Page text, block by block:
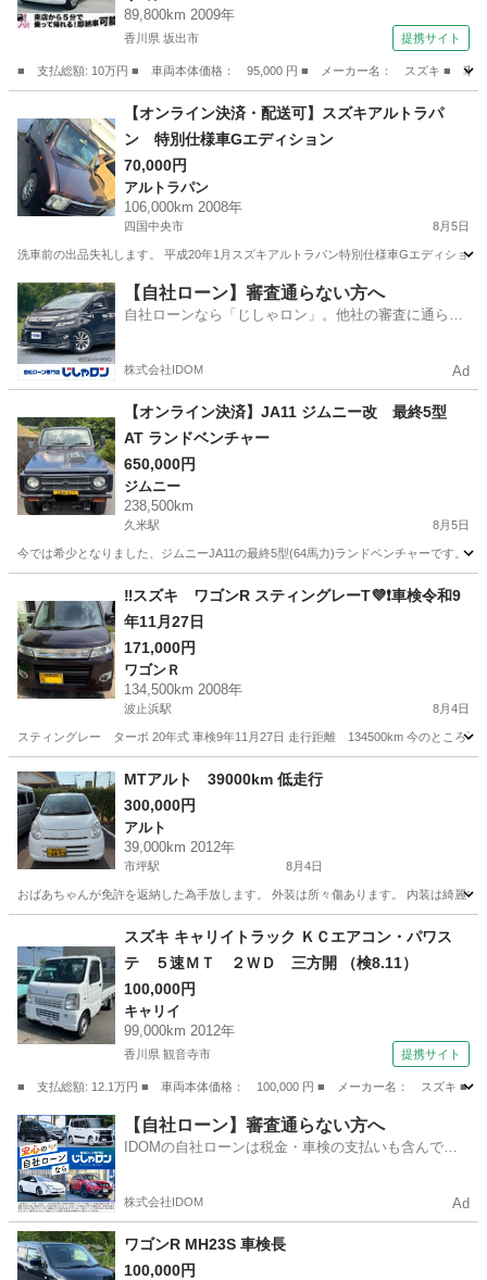
89,800km 2009年
香川県 坂出市 提携サイト
■ 支払総額: 10万円 ■ 車両本体価格： 95,000 円 ■ メーカー名： スズキ ■
ワゴンＲ
【オンライン決済・配送可】スズキアルトラパ
ン 特別仕様車Gエディション
70,000円
アルトラパン
106,000km 2008年
四国中央市 8月5日
洗車前の出品失礼します。 平成20年1月スズキアルトラパン特別仕様車Gエディショ
愛媛 四国中央市 アルトラパン 走行距離
【自社ローン】審査通らない方へ
自社ローンなら「じしゃロン」。他社の審査に通らな
株式会社IDOM Ad
【オンライン決済】JA11 ジムニー改 最終5型
AT ランドベンチャー
650,000円
ジムニー
238,500km
久米駅 8月5日
今では希少となりました、ジムニーJA11の最終5型(64馬力)ランドベンチャーです。
久米駅 ジムニー
‼️スズキ ワゴンR スティングレーT💜❗️車検令和9
年11月27日
171,000円
ワゴンＲ
134,500km 2008年
波止浜駅 8月4日
スティングレー ターボ 20年式 車検9年11月27日 走行距離 134500km 今のところ不
愛媛 今治市 波止浜駅
MTアルト 39000km 低走行
300,000円
アルト
39,000km 2012年
市坪駅 8月4日
おばあちゃんが免許を返納した為手放します。 外装は所々傷あります。 内装は綺麗
市坪駅 アルト おばあちゃん
スズキ キャリイトラック ＫＣエアコン・パワス
テ ５速ＭＴ ２ＷＤ 三方開 （検8.11）
100,000円
キャリイ
99,000km 2012年
香川県 観音寺市 提携サイト
■ 支払総額: 12.1万円 ■ 車両本体価格： 100,000 円 ■ メーカー名： スズキ ■
香川 観音寺市 キャリイ
【自社ローン】審査通らない方へ
IDOMの自社ローンは税金・車検の支払いも含んでい
株式会社IDOM Ad
ワゴンR MH23S 車検長
100,000円